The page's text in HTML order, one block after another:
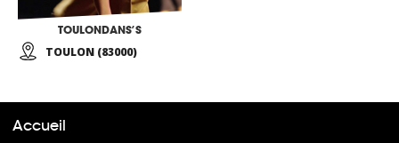
TOULONDANS’S
TOULON (83000)
Accueil